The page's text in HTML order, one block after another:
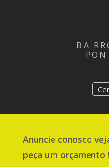
Anuncie conosco
peça um orçamento !